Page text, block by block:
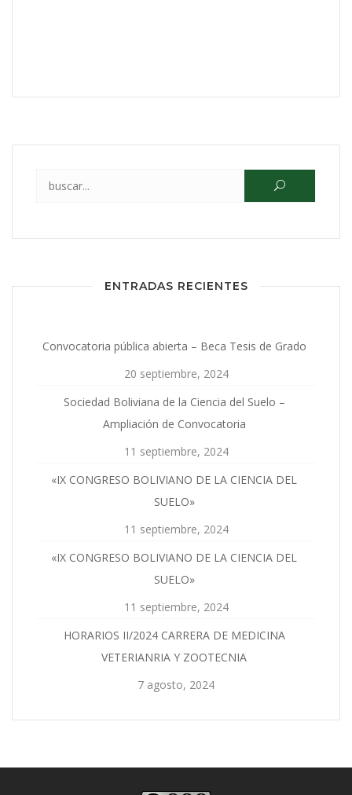
ENTRADAS RECIENTES
Convocatoria pública abierta – Beca Tesis de Grado
20 septiembre, 2024
Sociedad Boliviana de la Ciencia del Suelo –
Ampliación de Convocatoria
11 septiembre, 2024
«IX CONGRESO BOLIVIANO DE LA CIENCIA DEL
SUELO»
11 septiembre, 2024
«IX CONGRESO BOLIVIANO DE LA CIENCIA DEL
SUELO»
11 septiembre, 2024
HORARIOS II/2024 CARRERA DE MEDICINA
VETERIANRIA Y ZOOTECNIA
7 agosto, 2024